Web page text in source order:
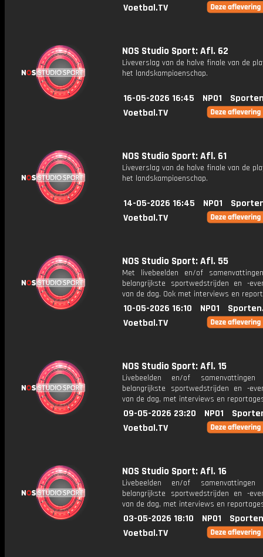
Voetbal.TV
NOS Studio Sport: Afl. 62
Liveverslag van de halve finale van de
het landskampioenschap.
16-05-2026 16:45 NPO1
Voetbal.TV
NOS Studio Sport: Afl. 61
Liveverslag van de halve finale van de
het landskampioenschap.
14-05-2026 16:45 NPO1
Voetbal.TV
NOS Studio Sport: Afl. 55
Met livebeelden en/of
belangrijkste sportwedstrijden en -
van de dag. Ook met interviews en
10-05-2026 16:10 NPO1
Voetbal.TV
NOS Studio Sport: Afl. 15
Livebeelden en/of
belangrijkste sportwedstrijden en -
van de dag, met interviews en
09-05-2026 23:20 NPO1
Voetbal.TV
NOS Studio Sport: Afl. 16
Livebeelden en/of
belangrijkste sportwedstrijden en -
van de dag, met interviews en
03-05-2026 18:10 NPO1
Voetbal.TV